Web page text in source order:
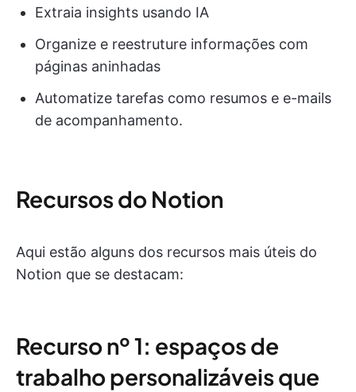
Extraia insights usando IA
Organize e reestruture informações com
páginas aninhadas
Automatize tarefas como resumos e e-mails
de acompanhamento.
Recursos do Notion
Aqui estão alguns dos recursos mais úteis do
Notion que se destacam:
Recurso nº 1: espaços de
trabalho personalizáveis que